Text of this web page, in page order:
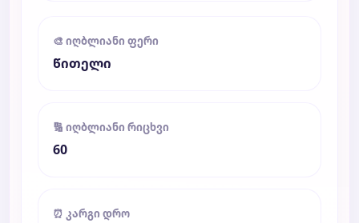
🎨 იღბლიანი ფერი
წითელი
🔢 იღბლიანი რიცხვი
60
⏰ კარგი დრო